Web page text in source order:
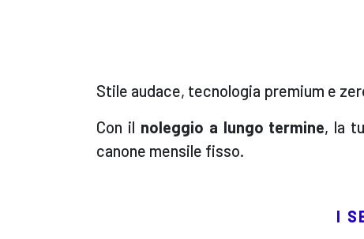
Stile audace, tecnologia premium e
Con il noleggio a lungo termine, la
canone mensile fisso.
I